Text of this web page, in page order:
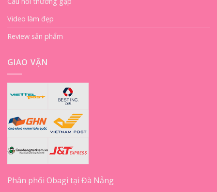
Video làm đẹp
Review sản phẩm
GIAO VẬN
Phân phối Obagi tại Đà Nẵng